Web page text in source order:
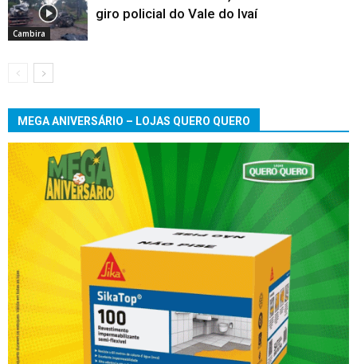
Cambira
giro policial do Vale do Ivaí
MEGA ANIVERSÁRIO – LOJAS QUERO QUERO